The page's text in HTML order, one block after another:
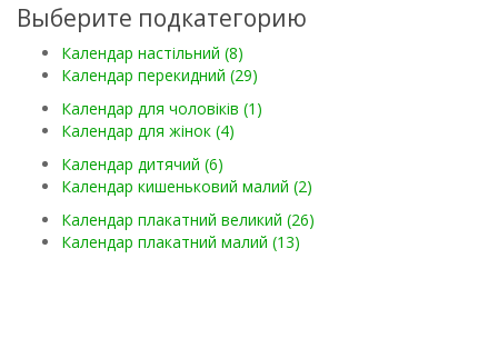
Выберите подкатегорию
Календар настільний (8)
Календар перекидний (29)
Календар для чоловіків (1)
Календар для жінок (4)
Календар дитячий (6)
Календар кишеньковий малий (2)
Календар плакатний великий (26)
Календар плакатний малий (13)